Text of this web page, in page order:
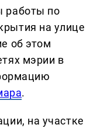
работы по
на улице
об этом
мэрии в
.
на участке